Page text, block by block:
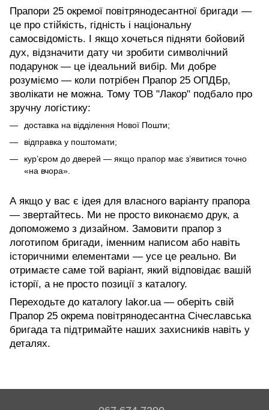
Прапори 25 окремої повітрянодесантної бригади —
це про стійкість, гідність і національну
самосвідомість. І якщо хочеться підняти бойовий
дух, відзначити дату чи зробити символічний
подарунок — це ідеальний вибір. Ми добре
розуміємо — коли потрібен Прапор 25 ОПДБр,
зволікати не можна. Тому ТОВ "Лакор" подбало про
зручну логістику:
доставка на відділення Нової Пошти;
відправка у поштомати;
кур’єром до дверей — якщо прапор має з’явитися точно
«на вчора».
А якщо у вас є ідея для власного варіанту прапора
— звертайтесь. Ми не просто виконаємо друк, а
допоможемо з дизайном. Замовити прапор з
логотипом бригади, іменним написом або навіть
історичними елементами — усе це реально. Ви
отримаєте саме той варіант, який відповідає вашій
історії, а не просто позиції з каталогу.
Переходьте до каталогу lakor.ua — оберіть свій
Прапор 25 окрема повітрянодесантна Січеславська
бригада та підтримайте наших захисників навіть у
деталях.